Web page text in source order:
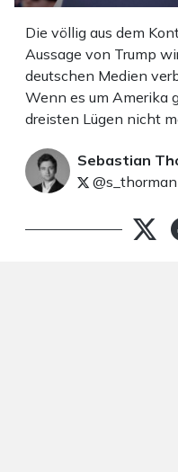
Die völlig aus dem
Aussage von Trump
deutschen Medien
Wenn es um Amerika
dreisten Lügen nicht
Sebastian